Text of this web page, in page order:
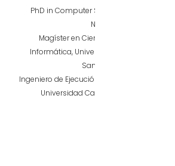
PhD in Computer Science, Universidad
Nantes.
Magíster en Ciencias de la Ingeniería
Informática, Universidad Técnica
Santa María.
Ingeniero de Ejecución en Informática,
Universidad Católica de Valparaíso.